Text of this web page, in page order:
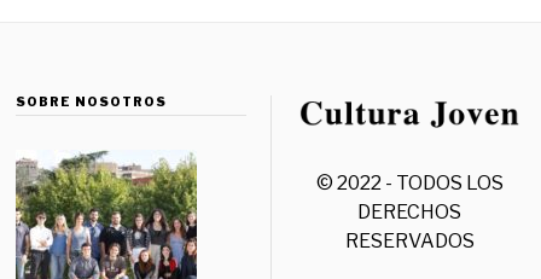
SOBRE NOSOTROS
© 2022 - TODOS LOS
DERECHOS
RESERVADOS